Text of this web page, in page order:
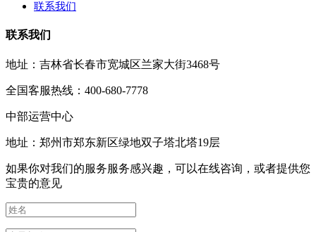
联系我们
联系我们
地址：吉林省长春市宽城区兰家大街3468号
全国客服热线：400-680-7778
中部运营中心
地址：郑州市郑东新区绿地双子塔北塔19层
如果你对我们的服务服务感兴趣，可以在线咨询，或者提供您
宝贵的意见